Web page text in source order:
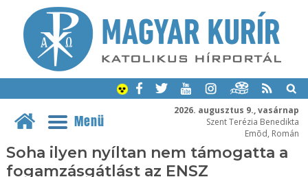
2026. augusztus 9., vasárnap
Szent Terézia Benedikta
Emõd, Román
Menü
Soha ilyen nyíltan nem támogatta a
fogamzásgátlást az ENSZ